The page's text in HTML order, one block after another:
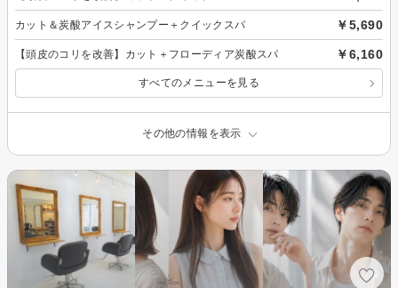
カット＆炭酸アイスシャンプー＋クイックスパ ￥5,690
【頭皮のコリを改善】カット＋フローディア炭酸スパ ￥6,160
すべてのメニューを見る
その他の情報を表示